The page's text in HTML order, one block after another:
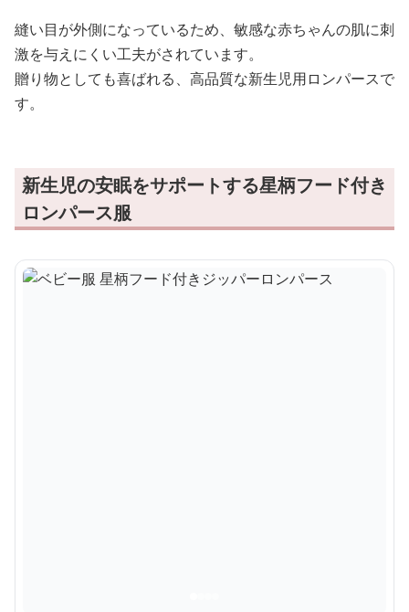
縫い目が外側になっているため、敏感な赤ちゃんの肌に刺
激を与えにくい工夫がされています。
贈り物としても喜ばれる、高品質な新生児用ロンパースで
す。
新生児の安眠をサポートする星柄フード付き
ロンパース服